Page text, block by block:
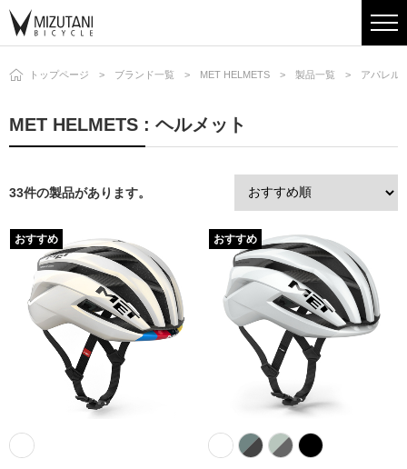
トップページ ブランド一覧 MET HELMETS 製品一覧 アパレル
MET HELMETS : ヘルメット
33件の製品があります。
おすすめ おすすめ